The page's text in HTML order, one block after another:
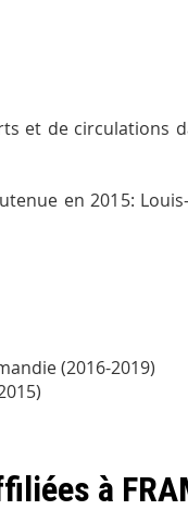
de circulations
en 2015:
(2016-2019)
à